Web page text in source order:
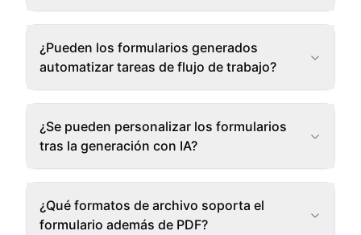
¿Pueden los formularios generados
automatizar tareas de flujo de trabajo?
¿Se pueden personalizar los formularios
tras la generación con IA?
¿Qué formatos de archivo soporta el
formulario además de PDF?